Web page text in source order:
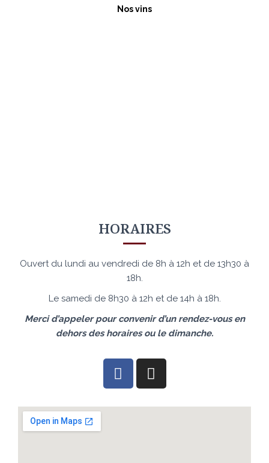
Nos vins
HORAIRES
Ouvert du lundi au vendredi de 8h à 12h et de 13h30 à
18h.
Le samedi de 8h30 à 12h et de 14h à 18h.
Merci d’appeler pour convenir d’un rendez-vous en
dehors des horaires ou le dimanche.